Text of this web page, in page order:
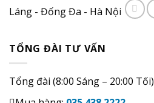
Láng - Đống Đa - Hà Nội
TỔNG ĐÀI TƯ VẤN
Tổng đài (8:00 Sáng – 20:00 Tối)